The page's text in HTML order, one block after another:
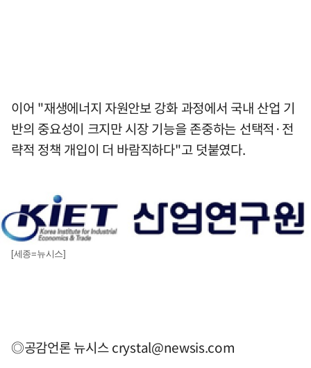
이어 "재생에너지 자원안보 강화 과정에서 국내 산업 기
반의 중요성이 크지만 시장 기능을 존중하는 선택적·전
략적 정책 개입이 더 바람직하다"고 덧붙였다.
[세종=뉴시스]
◎공감언론 뉴시스crystal@newsis.com